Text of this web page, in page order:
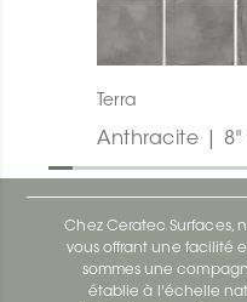
Terra
Anthracite |
Chez Ceratec Surfaces,
vous offrant une facilité
sommes une
établie à l'échelle